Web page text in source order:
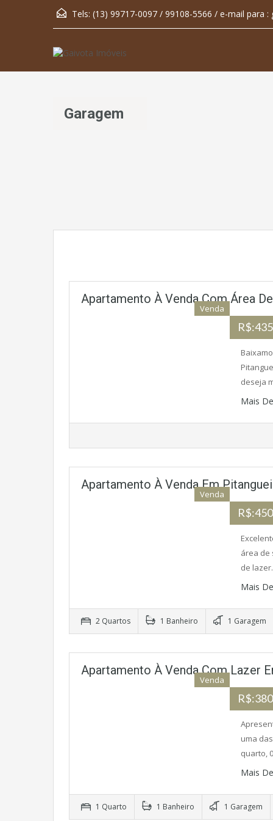
Tels: (13) 99717-0097 / 99108-5566 / e-mail para :
Garagem
Apartamento À Venda Com Área
Venda
deseja
Mais
Apartamento À Venda Em
Venda
área de
de
Mais
2 Quartos 1 Banheiro 1 Garagem
Apartamento À Venda Com Lazer
Venda
uma
quarto,
Mais
1 Quarto 1 Banheiro 1 Garagem